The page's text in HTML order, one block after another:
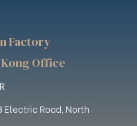
Factory
Office
Electric Road, North